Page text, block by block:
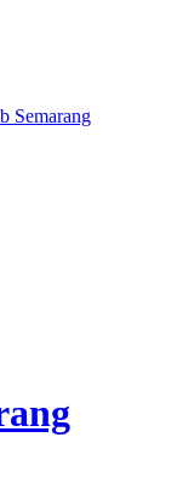
Semarang